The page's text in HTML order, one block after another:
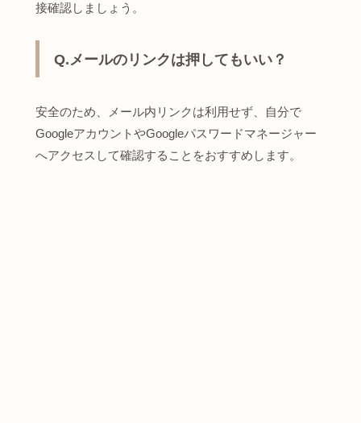
接確認しましょう。
Q.メールのリンクは押してもいい？
安全のため、メール内リンクは利用せず、自分で
GoogleアカウントやGoogleパスワードマネージャー
へアクセスして確認することをおすすめします。